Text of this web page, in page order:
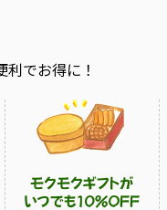
でお得に！